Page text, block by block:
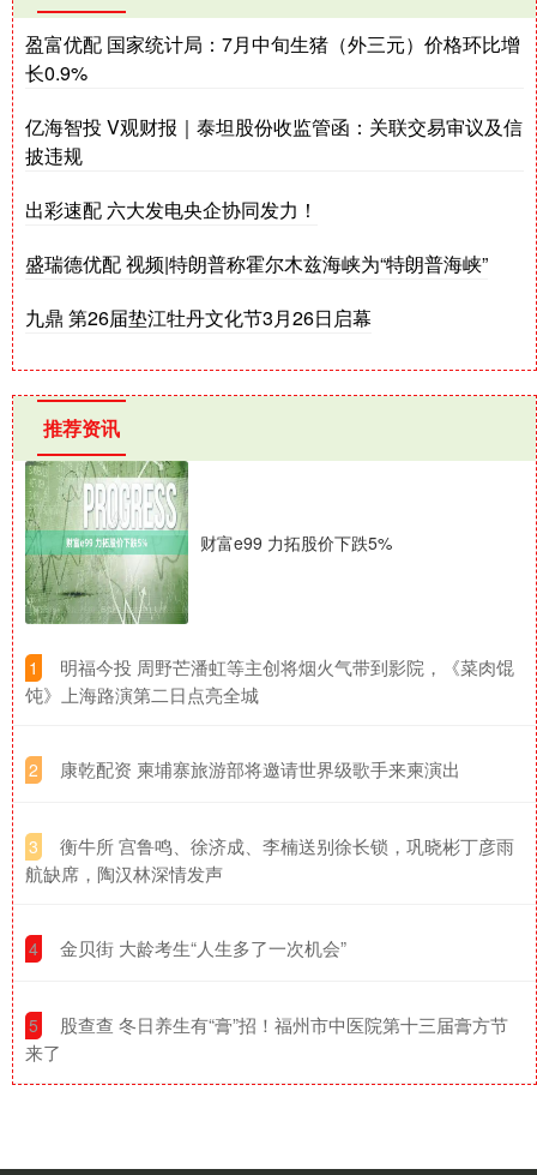
盈富优配 国家统计局：7月中旬生猪（外三元）价格环比增
长0.9%
亿海智投 V观财报｜泰坦股份收监管函：关联交易审议及信
披违规
出彩速配 六大发电央企协同发力！
盛瑞德优配 视频|特朗普称霍尔木兹海峡为“特朗普海峡”
九鼎 第26届垫江牡丹文化节3月26日启幕
推荐资讯
财富e99 力拓股价下跌5%
1
​明福今投 周野芒潘虹等主创将烟火气带到影院，《菜肉馄
饨》上海路演第二日点亮全城
2 ​康乾配资 柬埔寨旅游部将邀请世界级歌手来柬演出
3
​衡牛所 宫鲁鸣、徐济成、李楠送别徐长锁，巩晓彬丁彦雨
航缺席，陶汉林深情发声
4 ​金贝街 大龄考生“人生多了一次机会”
5
​股查查 冬日养生有“膏”招！福州市中医院第十三届膏方节
来了